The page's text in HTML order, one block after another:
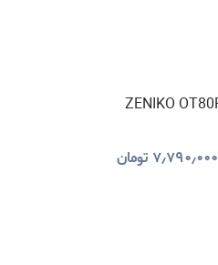
۷٫۷۹۰٫۰۰۰ تومان